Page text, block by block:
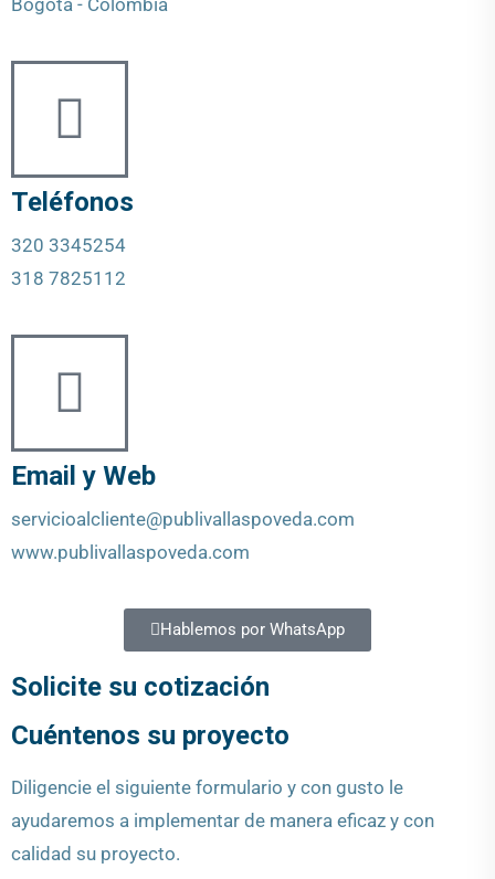
Bogotá - Colombia
Teléfonos
320 3345254
318 7825112
Email y Web​
servicioalcliente@publivallaspoveda.com
www.publivallaspoveda.com
Hablemos por WhatsApp
Solicite su cotización
Cuéntenos su proyecto
Diligencie el siguiente formulario y con gusto le
ayudaremos a implementar de manera eficaz y con
calidad su proyecto.